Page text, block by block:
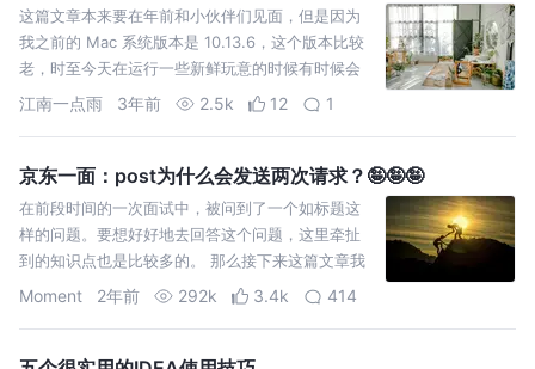
这篇文章本来要在年前和小伙伴们见面，但是因为
我之前的 Mac 系统版本是 10.13.6，这个版本比较
老，时至今天在运行一些新鲜玩意的时候有时候会
有一些 BUG（例如运行最新版的 Nacos 等），运
江南一点雨 3年前 2.5k 12 1
京东一面：post为什么会发送两次请求？🤪🤪🤪
在前段时间的一次面试中，被问到了一个如标题这
样的问题。要想好好地去回答这个问题，这里牵扯
到的知识点也是比较多的。 那么接下来这篇文章我
们就一点一点开始引出这个问题。
Moment 2年前 292k 3.4k 414